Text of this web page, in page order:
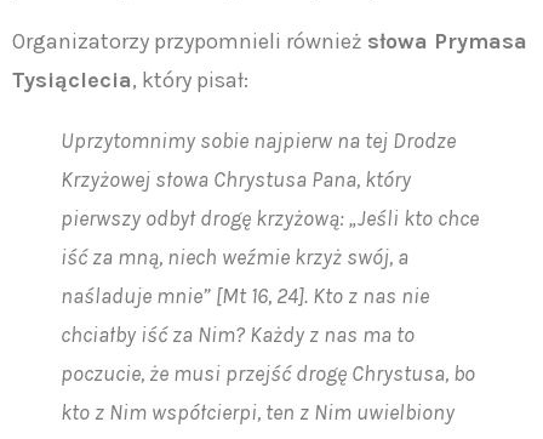
Organizatorzy przypomnieli również słowa Prymasa
Tysiąclecia, który pisał:
Uprzytomnimy sobie najpierw na tej Drodze
Krzyżowej słowa Chrystusa Pana, który
pierwszy odbył drogę krzyżową: „Jeśli kto chce
iść za mną, niech weźmie krzyż swój, a
naśladuje mnie” [Mt 16, 24]. Kto z nas nie
chciałby iść za Nim? Każdy z nas ma to
poczucie, że musi przejść drogę Chrystusa, bo
kto z Nim współcierpi, ten z Nim uwielbiony